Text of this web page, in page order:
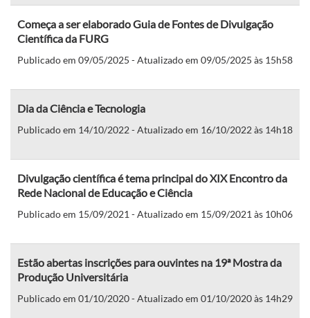
Começa a ser elaborado Guia de Fontes de Divulgação
Científica da FURG
Publicado em 09/05/2025 - Atualizado em 09/05/2025 às 15h58
Dia da Ciência e Tecnologia
Publicado em 14/10/2022 - Atualizado em 16/10/2022 às 14h18
Divulgação científica é tema principal do XIX Encontro da
Rede Nacional de Educação e Ciência
Publicado em 15/09/2021 - Atualizado em 15/09/2021 às 10h06
Estão abertas inscrições para ouvintes na 19ª Mostra da
Produção Universitária
Publicado em 01/10/2020 - Atualizado em 01/10/2020 às 14h29